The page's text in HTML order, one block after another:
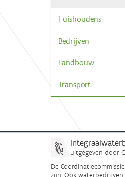
Huishoudens
Bedrijven
Landbouw
Transport
uitgegeven door
De
zijn. Ook waterbedrijven